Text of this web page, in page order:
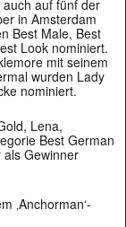
auf fünf der
in Amsterdam
Best Male, Best
Look nominiert.
mit seinem
wurden Lady
nominiert.
Lena,
Best German
Gewinner
‚Anchorman‘-